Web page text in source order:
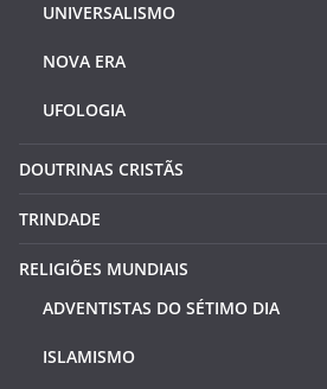
UNIVERSALISMO
NOVA ERA
UFOLOGIA
DOUTRINAS CRISTÃS
TRINDADE
RELIGIÕES MUNDIAIS
ADVENTISTAS DO SÉTIMO DIA
ISLAMISMO